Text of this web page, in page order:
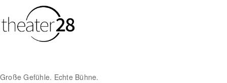
Große Gefühle. Echte Bühne.